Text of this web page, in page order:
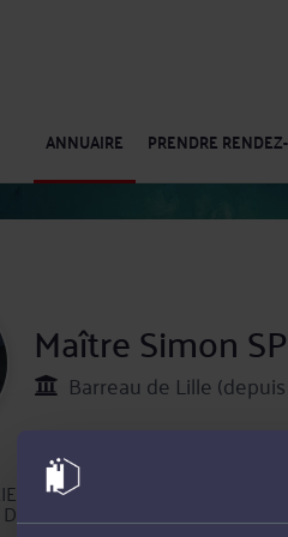
ANNUAIRE PRENDRE
Maître Simon
Barreau de Lille
exerce à Wasquehal en tant
immobilier.